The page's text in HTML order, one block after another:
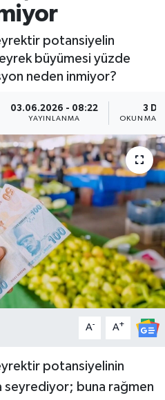
potansiyelin
büyümesi yüzde
neden inmiyor?
03.06.2026 - 08:22
YAYINLANMA
3 DK
OKUNMA
A- A+
potansiyelinin
seyrediyor; buna rağmen